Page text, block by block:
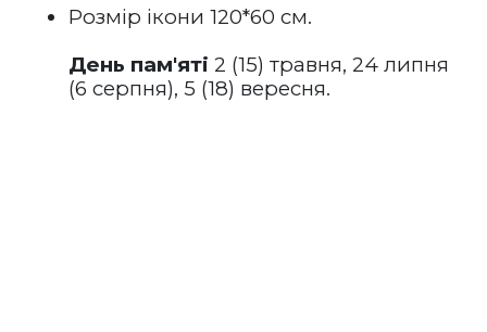
Розмір ікони 120*60 см.
День пам'яті 2 (15) травня, 24 липня
(6 серпня), 5 (18) вересня.